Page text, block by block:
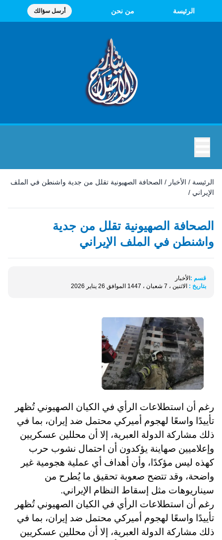
الرئيسة من نحن أرسل سؤالك
الرئيسة / الأخبار / الصحافة الصهيونية تقلل من جدية واشنطن في الملف
الإيراني /
الصحافة الصهيونية تقلل من جدية
واشنطن في الملف الإيراني
قسم : الأخبار
بتاريخ : الاثنين ، 7 شعبان ، 1447 الموافق 26 يناير 2026
رغم أن استطلاعات الرأي في الكيان الصهيوني تُظهر
تأييدًا واسعًا لهجوم أميركي محتمل ضد إيران، بما في
ذلك مشاركة الدولة العبرية، إلا أن محللين عسكريين
وإعلاميين صهاينة يؤكدون أن احتمال نشوب حرب
كهذه ليس مؤكدًا، وأن أهداف أي عملية هجومية غير
واضحة، وقد تتضح صعوبة تحقيق ما يُطرح من
سيناريوهات مثل إسقاط النظام الإيراني.
رغم أن استطلاعات الرأي في الكيان الصهيوني تُظهر
تأييدًا واسعًا لهجوم أميركي محتمل ضد إيران، بما في
ذلك مشاركة الدولة العبرية، إلا أن محللين عسكريين